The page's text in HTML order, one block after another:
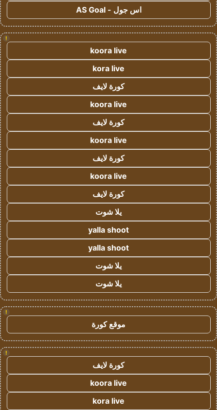
اس جول - AS Goal
!
koora live
kora live
كورة لايف
koora live
كورة لايف
koora live
كورة لايف
koora live
كورة لايف
يلا شوت
yalla shoot
yalla shoot
يلا شوت
يلا شوت
!
موقع كورة
!
كورة لايف
koora live
kora live